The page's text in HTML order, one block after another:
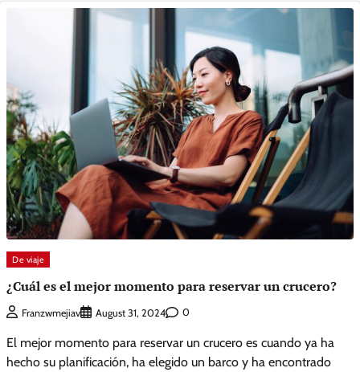
De viaje
¿Cuál es el mejor momento para reservar un crucero?
Franzwmejiav August 31, 2024 0
El mejor momento para reservar un crucero es cuando ya ha
hecho su planificación, ha elegido un barco y ha encontrado